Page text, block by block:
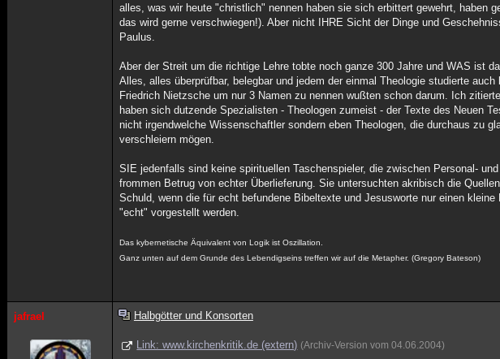
alles, was wir heute "christlich" nennen haben sie sich erbittert gewehrt, haben
das wird gerne verschwiegen!). Aber nicht IHRE Sicht der Dinge und
Paulus.
Aber der Streit um die richtige Lehre tobte noch ganze 300 Jahre und WAS ist
Alles, alles überprüfbar, belegbar und jedem der einmal Theologie studierte
Friedrich Nietzsche um nur 3 Namen zu nennen wußten schon darum. Ich
haben sich dutzende Spezialisten - Theologen zumeist - der Texte des Neuen
nicht irgendwelche Wissenschaftler sondern eben Theologen, die durchaus zu
verschleiern mögen.
SIE jedenfalls sind keine spirituellen Taschenspieler, die zwischen Personal-
frommen Betrug von echter Überlieferung. Sie untersuchten akribisch die
Schuld, wenn die für echt befundene Bibeltexte und Jesusworte nur einen
"echt" vorgestellt werden.
Das kybernetische Äquivalent von Logik ist Oszillation.
Ganz unten auf dem Grunde des Lebendigseins treffen wir auf die Metapher. (Gregory Bateson)
jafrael Halbgötter und Konsorten
Link: www.kirchenkritik.de (extern) (Archiv-Version vom 04.06.2004)